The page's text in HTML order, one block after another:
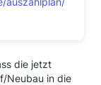
die jetzt
Neubau in die